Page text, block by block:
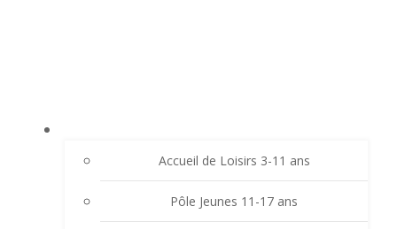
Accueil de Loisirs 3-11 ans
Pôle Jeunes 11-17 ans